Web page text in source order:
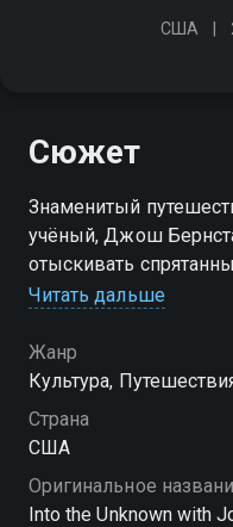
США
Сюжет
Знаменитый
учёный, Джош
отыскивать
всемирно известные
Читать дальше
Жанр
Культура,
Страна
США
Оригинальное
Into the Unknown with